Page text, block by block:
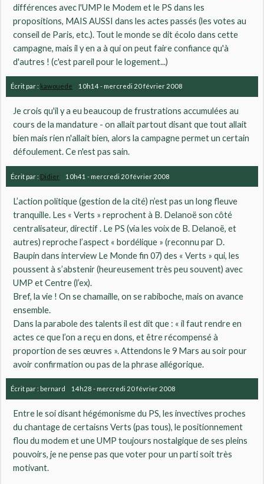
différences avec l'UMP le Modem et le PS dans les
propositions, MAIS AUSSI dans les actes passés (les votes au
conseil de Paris, etc.). Tout le monde se dit écolo dans cette
campagne, mais il y en a à qui on peut faire confiance qu'à
d'autres ! (c'est pareil pour le logement...)
Écrit par : kawouede 10h14- mercredi 20février 2008
Je crois qu'il y a eu beaucoup de frustrations accumulées au
cours de la mandature - on allait partout disant que tout allait
bien mais rien n'allait bien, alors la campagne permet un certain
défoulement. Ce n'est pas sain.
Écrit par : Didier 10h41 - mercredi 20février 2008
L’action politique (gestion de la cité) n’est pas un long fleuve
tranquille. Les « Verts » reprochent à B. Delanoë son côté
centralisateur, directif . Le PS (via les voix de B. Delanoë, et
autres) reproche l’aspect « bordélique » (reconnu par D.
Baupin dans interview Le Monde fin 07) des « Verts » qui, les
poussent à s’abstenir (heureusement très peu souvent) avec
UMP et Centre (l’ex).
Bref, la vie ! On se chamaille, on se rabiboche, mais on avance
ensemble.
Dans la parabole des talents il est dit que : « il faut rendre en
actes ce que l’on a reçu en dons, et être récompensé à
proportion de ses œuvres ». Attendons le 9 Mars au soir pour
avoir confirmation ou pas de la phrase allégorique.
Écrit par : bernard 14h28 - mercredi 20février 2008
Entre le soi disant hégémonisme du PS, les invectives proches
du chantage de certaisns Verts (pas tous), le positionnement
flou du modem et une UMP toujours nostalgique de ses pleins
pouvoirs, je ne pense pas que voter pour un parti soit très
motivant.